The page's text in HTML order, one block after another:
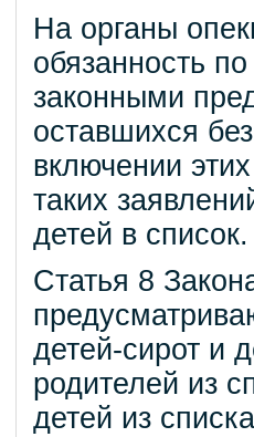
На органы
обязанность
законными
оставшихся
включении
таких
детей в список.
Статья 8
детей-сирот и
родителей из
детей из